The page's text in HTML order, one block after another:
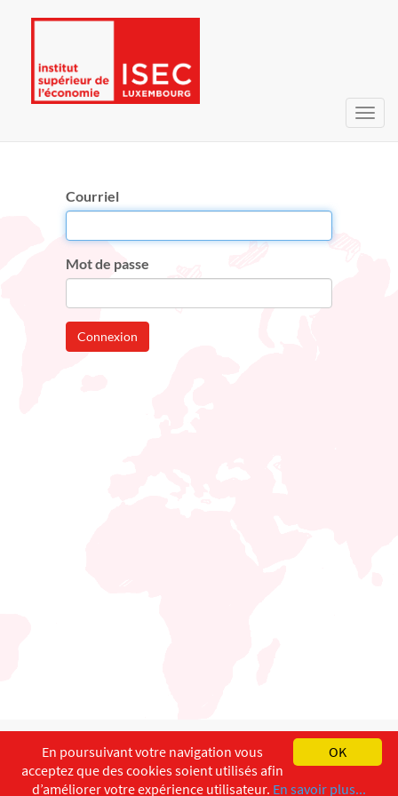
Courriel
Mot de passe
Connexion
English Français
Copyright ©ISEC-AdW Aspects légaux
OK
En poursuivant votre navigation vous
acceptez que des cookies soient utilisés afin
d’améliorer votre expérience utilisateur. En savoir plus...